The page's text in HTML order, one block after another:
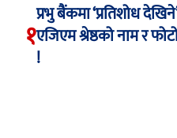
१
प्रभु बैंकमा ‘प्रतिशोध
एजिएम श्रेष्ठको नाम र
!